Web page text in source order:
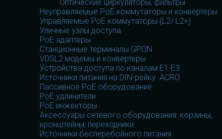
Оптические циркуляторы, фильтры
Неуправляемые PoE коммутаторы и конвертеры
Управляемые PoE коммутаторы (L2/ L2+)
Уличные узлы доступа
PoE адаптеры
Станционные терминалы GPON
VDSL2 модемы и конвертеры
Устройства доступа по каналам E1-E3
Источники питания на DIN-рейку. ACRO
Пассивное PoE оборудование
PoE удлинители
PoE инжекторы
Аксессуары сетевого оборудования: корзины,
кронштейны, переходники
Источники бесперебойного питания